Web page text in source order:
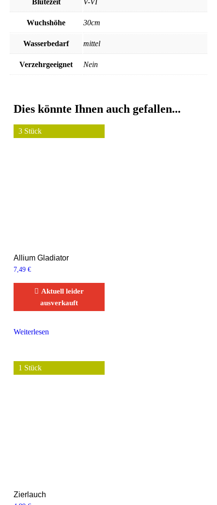
Blütezeit V-VI
Wuchshöhe 30cm
Wasserbedarf mittel
Verzehrgeeignet Nein
Dies könnte Ihnen auch gefallen...
3 Stück
Allium Gladiator
7,49 €
Aktuell leider
ausverkauft
Weiterlesen
1 Stück
Zierlauch